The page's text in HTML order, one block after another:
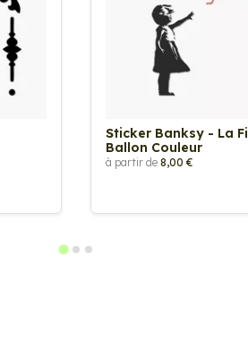
Sticker Banksy - La
Ballon Couleur
à partir de 8,00 €